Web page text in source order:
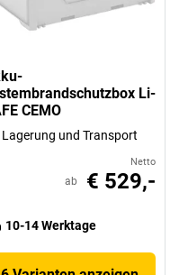
Li-
CEMO
und Transport
Netto
ab € 529,-
10-14 Werktage